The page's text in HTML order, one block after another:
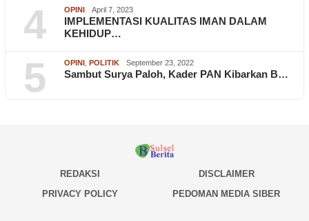
4 OPINI April 7, 2023
IMPLEMENTASI KUALITAS IMAN DALAM
KEHIDUP…
5 OPINI POLITIK September 23, 2022
Sambut Surya Paloh, Kader PAN Kibarkan B…
REDAKSI
DISCLAIMER
PRIVACY POLICY
PEDOMAN MEDIA SIBER